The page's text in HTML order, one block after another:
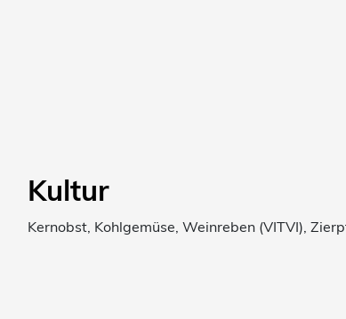
Kultur
Kernobst, Kohlgemüse, Weinreben (VITVI),